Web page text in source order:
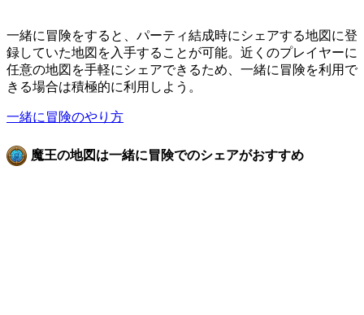
一緒に冒険をすると、パーティ結成時にシェアする地図に登
録していた地図を入手することが可能。近くのプレイヤーに
任意の地図を手軽にシェアできるため、一緒に冒険を利用で
きる場合は積極的に利用しよう。
一緒に冒険のやり方
魔王の地図は一緒に冒険でのシェアがおすすめ